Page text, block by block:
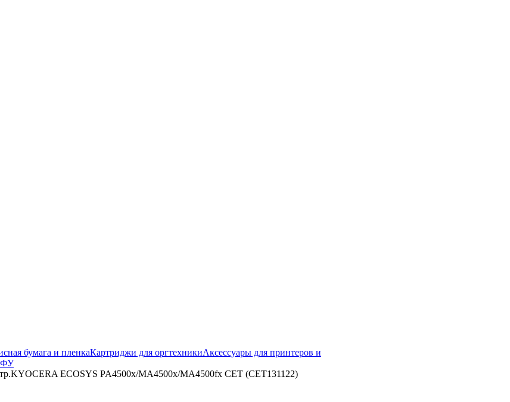
бумага и пленкаКартриджи для оргтехникиАксессуары для принтеров и
ECOSYS PA4500x/MA4500x/MA4500fx CET (CET131122)